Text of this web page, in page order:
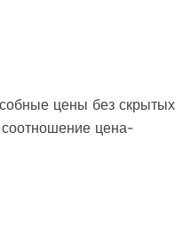
цены без скрытых
соотношение цена-